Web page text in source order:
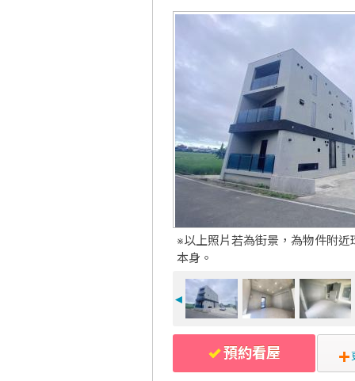
※以上照片若為街景，為物件附近
本身。
◄
預約看屋